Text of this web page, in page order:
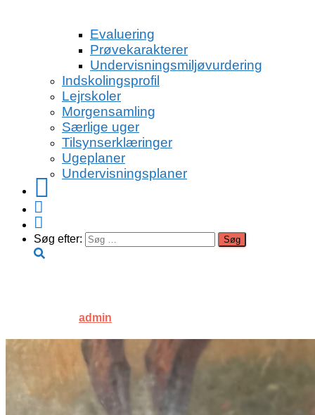
Evaluering
Prøvekarakterer
Undervisningsmiljøvurdering
Indskolingsprofil
Lejrskoler
Morgensamling
Særlige uger
Tilsynserklæringer
Ugeplaner
Undervisningsplaner
Søg efter:
admin